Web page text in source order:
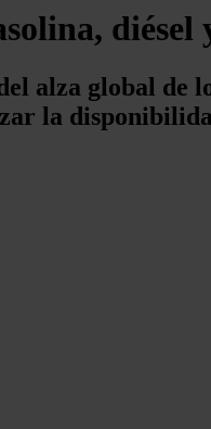
diésel
alza global de
la